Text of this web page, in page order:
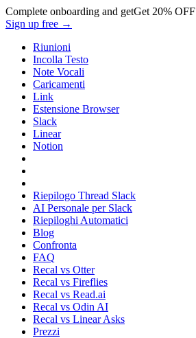
Complete onboarding and getGet 20% OFF
Sign up free →
Riunioni
Incolla Testo
Note Vocali
Caricamenti
Link
Estensione Browser
Slack
Linear
Notion
Riepilogo Thread Slack
AI Personale per Slack
Riepiloghi Automatici
Blog
Confronta
FAQ
Recal vs Otter
Recal vs Fireflies
Recal vs Read.ai
Recal vs Odin AI
Recal vs Linear Asks
Prezzi